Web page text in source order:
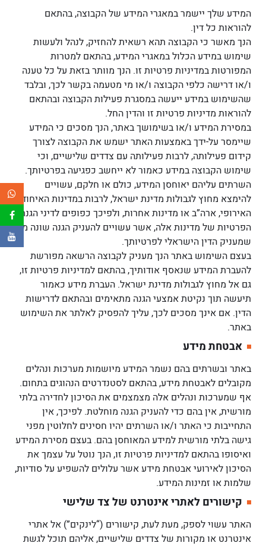
המידע שלך יישמר במאגרי המידע של הקבוצה, בהתאם
להוראות כל דין.
הנך מאשר כי הקבוצה תהא רשאית להחזיק, לנהל ולעשות
שימוש במידע הכלול במאגרי המידע, בהתאם למטרות
המפורטות במדיניות פרטיות זו. הנך מוותר בזאת על כל טענה
ו/או דרישה כלפי הקבוצה ו/או מי מטעמה בקשר לכך, ובלבד
שהשימוש במידע ייעשה במסגרת פעילות הקבוצה ובהתאם
להוראות מדיניות פרטיות זו והדין החל.
במסירת המידע ו/או בשימושך באתר, הנך מסכים כי המידע
שיימסר על-ידך באמצעות האתר ישמש את הקבוצה לצורך
קידום פעילותה, לרבות פעילותה עם צדדים שלישיים, וכי
שימוש הקבוצה במידע כאמור לא ייחשב כפגיעה בפרטיותך.
השרתים עליהם יאוחסן המידע, כולם או חלקם, עשויים
להימצא מחוץ לגבולות מדינת ישראל, לרבות במדינות האיחוד
האירופי, ארה”ב או מדינות אחרות, ולפיכך כפופים לדיני הגנת
הפרטיות של מדינות אלה, אשר עשויים להעניק הגנה שונה מזו
שמעניק הדין הישראלי לפרטיותך.
בעצם השימוש באתר הנך מעניק לקבוצה הרשאה מפורשת
להעברת המידע שנאסף אודותיך, בהתאם למדיניות פרטיות זו,
גם אל מחוץ לגבולות מדינת ישראל. העברת מידע כאמור
תיעשה תוך נקיטת אמצעי הגנה מתאימים ובהתאם לדרישות
הדין. אם אינך מסכים לכך, עליך להפסיק לאלתר את השימוש
באתר.
אבטחת מידע
באתר ובשרתים בהם נשמר המידע מיושמות מערכות ונהלים
מקובלים לאבטחת מידע, בהתאם לסטנדרטים הנהוגים בתחום.
אף שמערכות ונהלים אלה מצמצמים את הסיכון לחדירה בלתי
מורשית, אין בהם כדי להעניק הגנה מוחלטת. לפיכך, אין
התחייבות כי האתר ו/או השרתים יהיו חסינים לחלוטין מפני
גישה בלתי מורשית למידע המאוחסן בהם. בעצם מסירת המידע
ואיסופו בהתאם למדיניות פרטיות זו, הנך נוטל על עצמך את
הסיכון לאירועי אבטחת מידע אשר עלולים להשפיע על סודיות,
שלמות או זמינות המידע.
קישורים לאתרי אינטרנט של צד שלישי
האתר עשוי לספק, מעת לעת, קישורים (“לינקים”) אל אתרי
אינטרנט או מקורות של צדדים שלישיים, אליהם תוכל לגשת